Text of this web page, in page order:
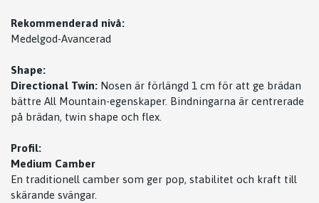
Rekommenderad nivå:
Medelgod-Avancerad
Shape:
Directional Twin: Nosen är förlängd 1 cm för att ge brädan
bättre All Mountain-egenskaper. Bindningarna är centrerade
på brädan, twin shape och flex.
Profil:
Medium Camber
En traditionell camber som ger pop, stabilitet och kraft till
skärande svängar.